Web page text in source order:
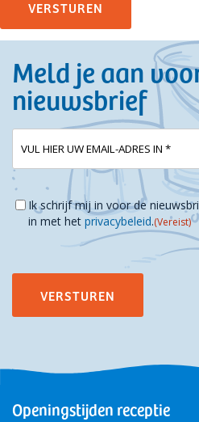
Meld je aan
nieuwsbrief
E-
mailadres
Instemming (Vereist)
Ik schrijf mij in voor de
in met het privacybeleid.(Vereist)
Openingstijden receptie